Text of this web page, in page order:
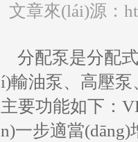
文章來(lái)源：
分配泵是分配
í)輸油泵、高壓泵
主要功能如下：
n)一步適當